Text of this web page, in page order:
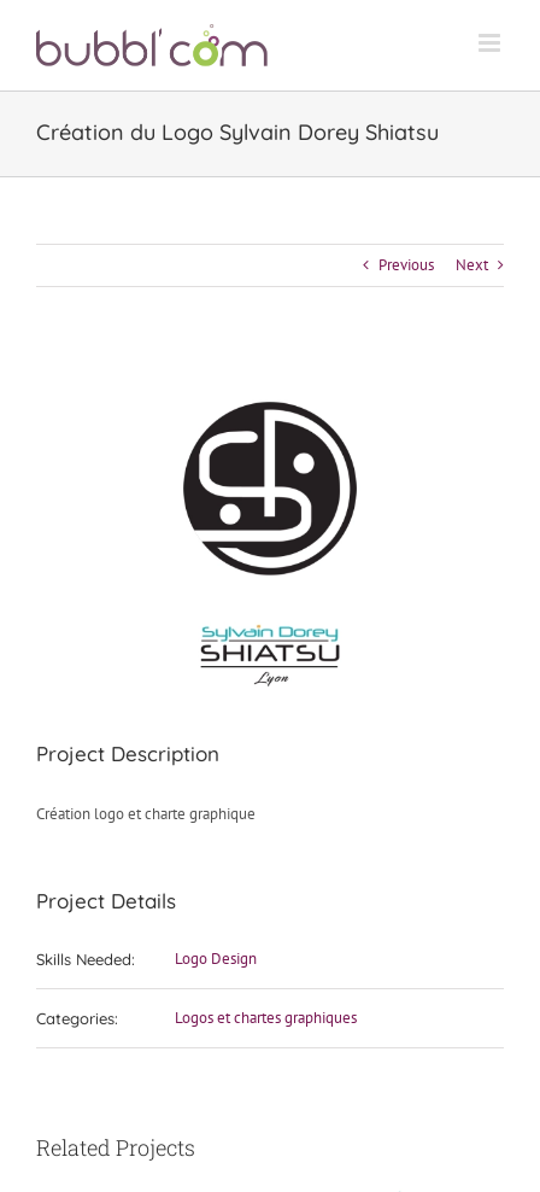
content
Création du Logo Sylvain Dorey Shiatsu
Previous Next
Project Description
Création logo et charte graphique
Project Details
Skills Needed: Logo Design
Categories: Logos et chartes graphiques
Related Projects